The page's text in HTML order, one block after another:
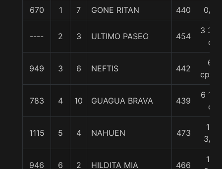
670 1 7 GONE RITAN 440 0/0
---- 2 3 ULTIMO PASEO 454
3 3/4
c
949 3 6 NEFTIS 442
6
cpos.
783 4 10 GUAGUA BRAVA 439
6 1/4
c
1115 5 4 NAHUEN 473
10
3/4
946 6 2 HILDITA MIA 466
12